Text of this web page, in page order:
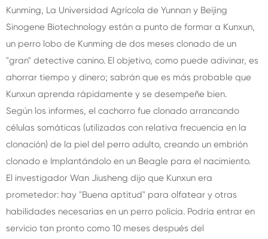
Kunming, La Universidad Agrícola de Yunnan y Beijing
Sinogene Biotechnology están a punto de formar a Kunxun,
un perro lobo de Kunming de dos meses clonado de un
"gran" detective canino. El objetivo, como puede adivinar, es
ahorrar tiempo y dinero; sabrán que es más probable que
Kunxun aprenda rápidamente y se desempeñe bien.
Según los informes, el cachorro fue clonado arrancando
células somáticas (utilizadas con relativa frecuencia en la
clonación) de la piel del perro adulto, creando un embrión
clonado e Implantándolo en un Beagle para el nacimiento.
El investigador Wan Jiusheng dijo que Kunxun era
prometedor: hay "Buena aptitud" para olfatear y otras
habilidades necesarias en un perro policía. Podría entrar en
servicio tan pronto como 10 meses después del